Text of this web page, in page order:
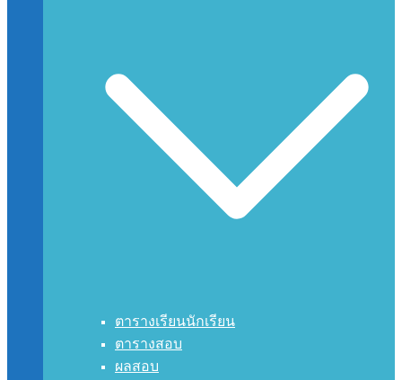
ตารางเรียนนักเรียน
ตารางสอบ
ผลสอบ